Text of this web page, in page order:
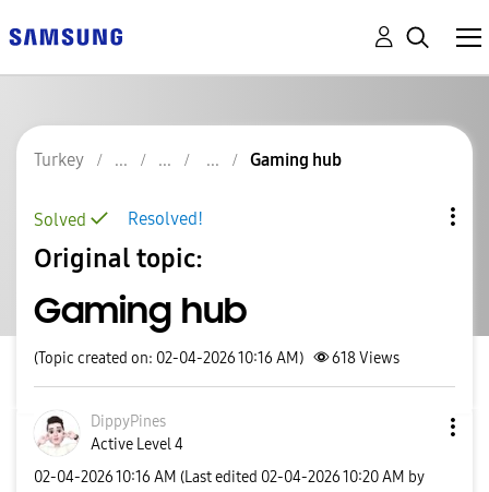
Turkey Gaming hub
Resolved!
Solved
Original topic:
Gaming hub
(Topic created on: 02-04-2026 10:16 AM) 618Views
DippyPines
Active Level 4
‎02-04-202610:16 AM (Last edited ‎02-04-202610:20 AM by